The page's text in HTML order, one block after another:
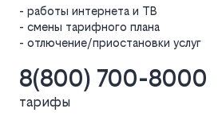
- работы интернета и ТВ
- смены тарифного плана
- отлючение/приостановки услуг
8(800) 700-8000
тарифы